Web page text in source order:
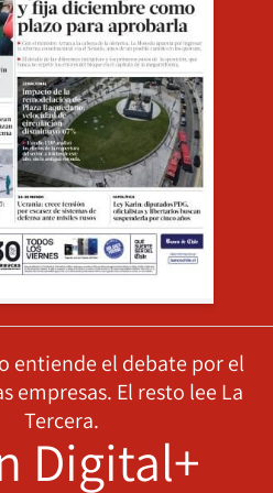
entiende el debate por el
empresas. El resto lee La
Tercera.
Digital+